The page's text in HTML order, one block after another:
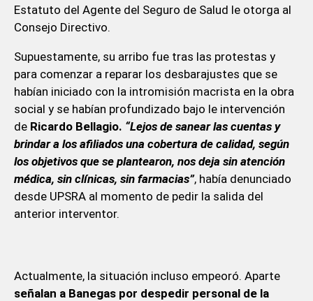
Estatuto del Agente del Seguro de Salud le otorga al
Consejo Directivo.
Supuestamente, su arribo fue tras las protestas y
para comenzar a reparar los desbarajustes que se
habían iniciado con la intromisión macrista en la obra
social y se habían profundizado bajo le intervención
de Ricardo Bellagio. “Lejos de sanear las cuentas y
brindar a los afiliados una cobertura de calidad, según
los objetivos que se plantearon, nos deja sin atención
médica, sin clínicas, sin farmacias”, había denunciado
desde UPSRA al momento de pedir la salida del
anterior interventor.
Actualmente, la situación incluso empeoró. Aparte
señalan a Banegas por despedir personal de la